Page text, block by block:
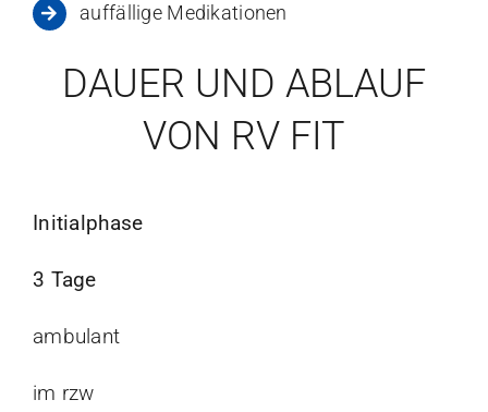
auffällige Medikationen
DAUER UND ABLAUF
VON RV FIT
Initialphase
3 Tage
ambulant
im rzw